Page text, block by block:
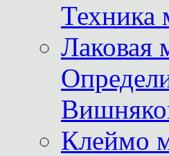
Техника
Лаковая
Клеймо